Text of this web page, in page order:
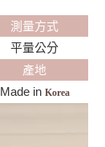
測量方式
平量公分
產地
Made in Korea